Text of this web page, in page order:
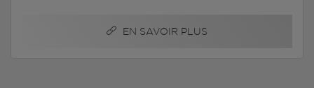
EN SAVOIR PLUS